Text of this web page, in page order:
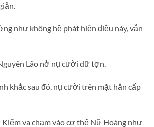
như không hề phát hiện điều này, vẫn
Lão nở nụ cười dữ tợn.
khắc sau đó, nụ cười trên mặt hắn cấp
va chạm vào cơ thể Nữ Hoàng như